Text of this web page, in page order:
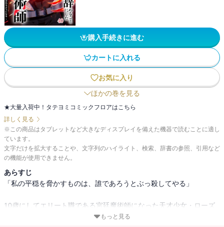
購入手続きに進む
カートに入れる
お気に入り
ほかの巻を見る
★大量入荷中！タテヨミコミックフロアはこちら
詳しく見る
※この商品はタブレットなど大きなディスプレイを備えた機器で読むことに適し
ています。
文字だけを拡大することや、文字列のハイライト、検索、辞書の参照、引用など
の機能が使用できません。
あらすじ
「私の平穏を脅かすものは、誰であろうとぶっ殺してやる」
10歳にしてエリート職である宮廷魔術師になった天才少女・ローズ
もっと見る